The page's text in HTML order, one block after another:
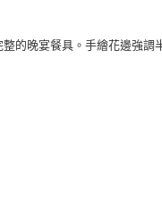
的晚宴餐具。手繪花邊強調